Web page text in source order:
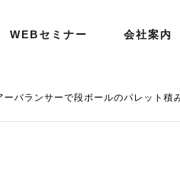
WEBセミナー 会社案内
ーバランサーで段ボールのパレット